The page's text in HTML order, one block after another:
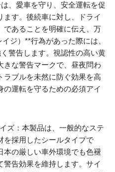
、愛車を守り、安全運転を促
す。後続車に対し、ドライ
であることを明確に伝え、万
ジ）**行為があった際には、
警告します。視認性の高い黄
きな警告マークで、昼夜問わ
ラブルを未然に防ぐ効果を高
運転を守るための必須アイ
ズ：本製品は、一般的なステ
を採用したシールタイプで
本の厳しい車外環境でも色褪
告効果を維持します。サイ